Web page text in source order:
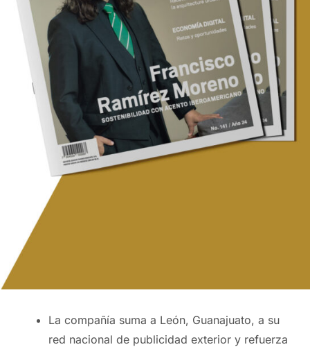
La compañía suma a León, Guanajuato, a su
red nacional de publicidad exterior y refuerza